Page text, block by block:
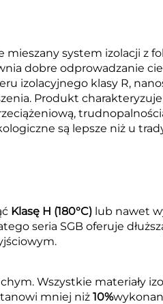
system izolacji z
dobre odprowadzanie
izolacyjnego klasy R,
Produkt
są lepsze niż u
Klasę H (180°C) lub nawet
seria SGB oferuje
Wszystkie materiały
mniej niż 10%